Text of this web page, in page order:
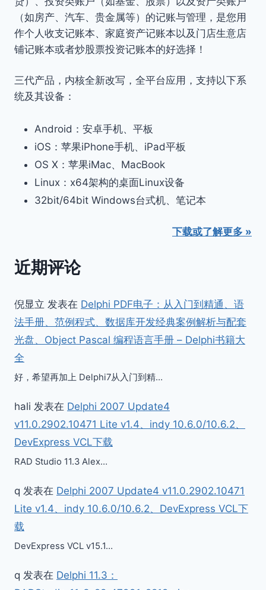
（如房产、汽车、贵金属等）的记账与管理，是您用
作个人收支记账本、家庭资产记账本以及门店生意店
铺记账本或者炒股票投资记账本的好选择！
三代产品，内核全新改写，全平台应用，支持以下系
统及其设备：
Android：安卓手机、平板
iOS：苹果iPhone手机、iPad平板
OS X：苹果iMac、MacBook
Linux：x64架构的桌面Linux设备
32bit/64bit Windows台式机、笔记本
下载或了解更多 »
近期评论
倪显立 发表在 Delphi PDF电子：从入门到精通、语
法手册、范例程式、数据库开发经典案例解析与配套
光盘、Object Pascal 编程语言手册 – Delphi书籍大
全
好，希望再加上 Delphi7从入门到精…
hali 发表在 Delphi 2007 Update4
v11.0.2902.10471 Lite v1.4、indy 10.6.0/10.6.2、
DevExpress VCL下载
RAD Studio 11.3 Alex…
q 发表在 Delphi 2007 Update4 v11.0.2902.10471
Lite v1.4、indy 10.6.0/10.6.2、DevExpress VCL下
载
DevExpress VCL v15.1…
q 发表在 Delphi 11.3：